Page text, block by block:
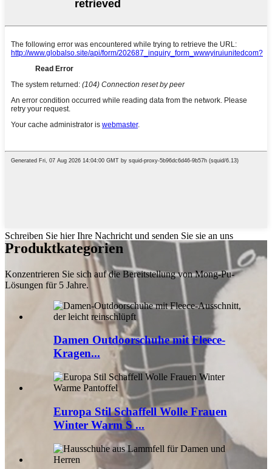
Schreiben Sie hier Ihre Nachricht und senden Sie sie an uns
Produktkategorien
Konzentrieren Sie sich auf die Bereitstellung von Mong-Pu-
Lösungen für 5 Jahre.
Damen Outdoorschuhe mit Fleece-
Kragen...
Europa Stil Schaffell Wolle Frauen
Winter Warm S ...